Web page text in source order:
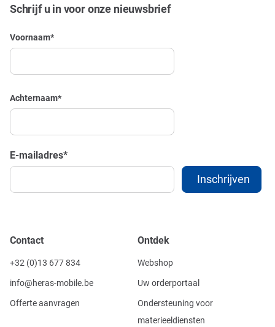
Schrijf u in voor onze nieuwsbrief
Voornaam*
Achternaam*
E-mailadres*
Contact
+32 (0)13 677 834
info@heras-mobile.be
Offerte aanvragen
Ontdek
Webshop
Uw orderportaal
Ondersteuning voor
materieeldiensten